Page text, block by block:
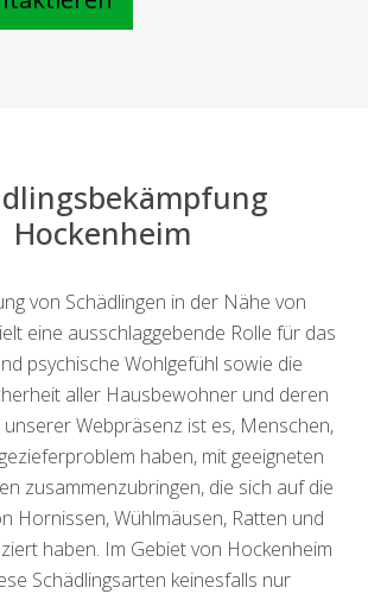
Hockenheim
von Schädlingen in der Nähe von
eine ausschlaggebende Rolle für das
psychische Wohlgefühl sowie die
aller Hausbewohner und deren
unserer Webpräsenz ist es, Menschen,
haben, mit geeigneten
zusammenzubringen, die sich auf die
Hornissen, Wühlmäusen, Ratten und
haben. Im Gebiet von Hockenheim
Schädlingsarten keinesfalls nur